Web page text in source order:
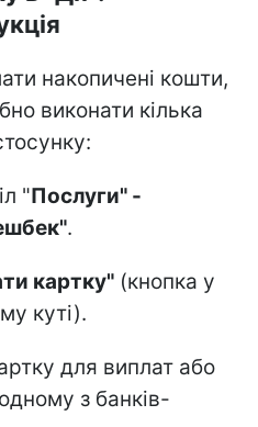
накопичені кошти,
виконати кілька
"Послуги" -
.
картку" (кнопка у
куті).
для виплат або
з банків-